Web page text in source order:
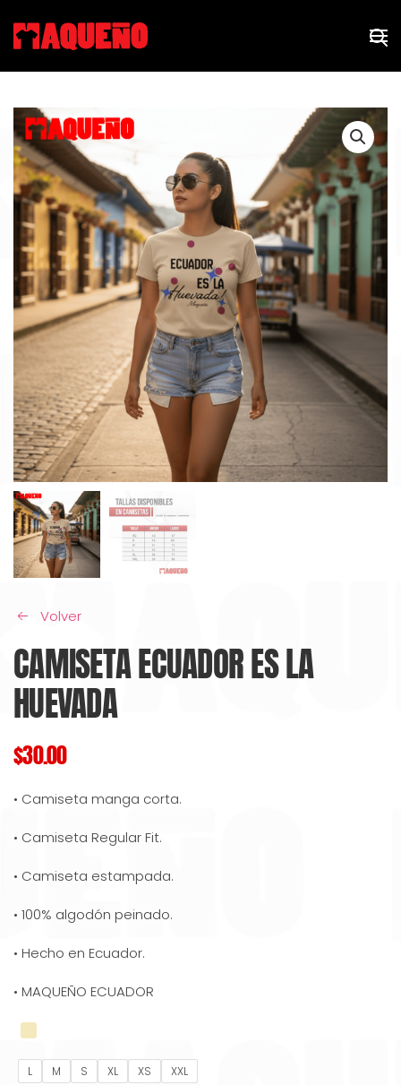
Skip to main content
Volver
CAMISETA ECUADOR ES LA
HUEVADA
$30.00
• Camiseta manga corta.
• Camiseta Regular Fit.
• Camiseta estampada.
• 100% algodón peinado.
• Hecho en Ecuador.
• MAQUEÑO ECUADOR
L M S XL XS XXL